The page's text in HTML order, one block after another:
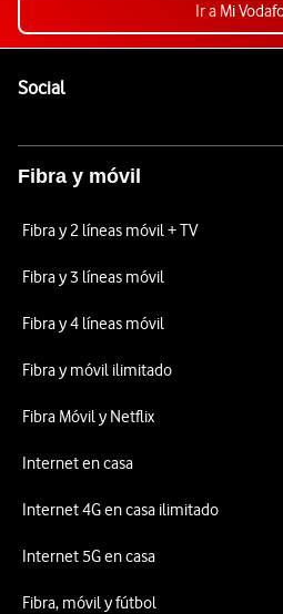
Ir a Mi
SocialEnlaces a las redes sociales
Fibra y móvil
Fibra y 2 líneas móvil + TV
Fibra y 3 líneas móvil
Fibra y 4 líneas móvil
Fibra y móvil ilimitado
Fibra Móvil y Netflix
Internet en casa
Internet 4G en casa ilimitado
Internet 5G en casa
Fibra, móvil y fútbol